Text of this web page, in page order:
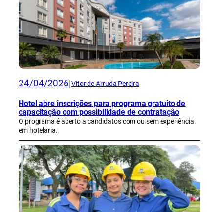
24/04/2026 Vitor de Arruda Pereira
Hotel abre inscrições para programa gratuito de
capacitação com possibilidade de contratação
O programa é aberto a candidatos com ou sem experiência
em hotelaria.